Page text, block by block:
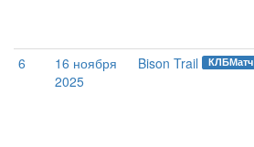
6
16 ноября
2025
КЛБМатч
Bison Trail